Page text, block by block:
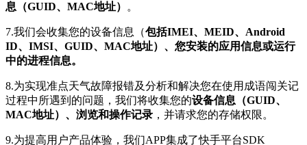
息（GUID、MAC地址）
。
7.我们会收集您的设备信息（包括IMEI、MEID、Android
ID、IMSI、GUID、MAC地址）、您安装的应用信息或运行
中的进程信息。
8.为实现准点天气故障报错及分析和解决您在使用成语闯关记
过程中所遇到的问题，我们将收集您的设备信息（GUID、
MAC地址）、浏览和操作记录 ，并请求您的存储权限。
9.为提高用户产品体验，我们APP集成了快手平台SDK